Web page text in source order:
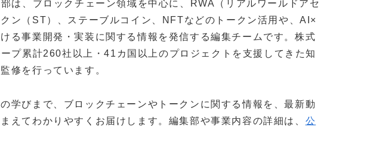
は、ブロックチェーン領域を中心に、RWA（リアルワールドアセ
ン（ST）、ステーブルコイン、NFTなどのトークン活用や、AI×
る事業開発・実装に関する情報を発信する編集チームです。株式
プ累計260社以上・41カ国以上のプロジェクトを支援してきた知
修を行っています。
学びまで、ブロックチェーンやトークンに関する情報を、最新動
えてわかりやすくお届けします。編集部や事業内容の詳細は、 公